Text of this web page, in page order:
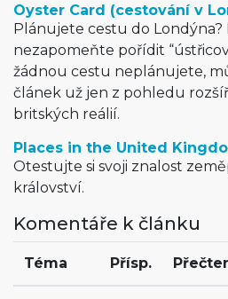
Oyster Card (cestování v
Plánujete cestu do Londýna?
nezapomeňte pořídit
žádnou cestu neplánujete,
článek už jen z pohledu
britských reálií.
Places in the United
Otestujte si svoji znalost
království.
Komentáře k článku
Téma Přísp.